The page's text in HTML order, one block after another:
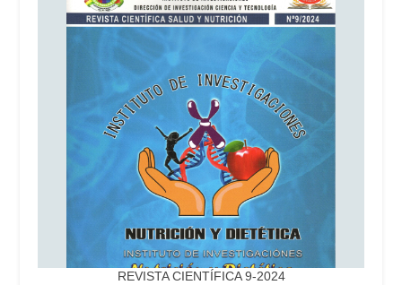
REVISTA CIENTÍFICA 9-2024